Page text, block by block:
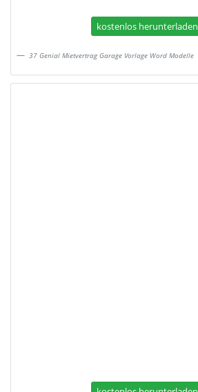
kostenlos herunterladen
37 Genial Mietvertrag Garage Vorlage Word Modelle